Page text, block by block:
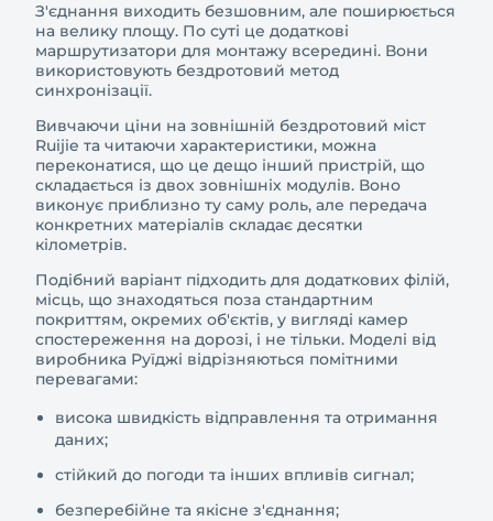
З'єднання виходить безшовним, але поширюється
на велику площу. По суті це додаткові
маршрутизатори для монтажу всередині. Вони
використовують бездротовий метод
синхронізації.
Вивчаючи ціни на зовнішній бездротовий міст
Ruijie та читаючи характеристики, можна
переконатися, що це дещо інший пристрій, що
складається із двох зовнішніх модулів. Воно
виконує приблизно ту саму роль, але передача
конкретних матеріалів складає десятки
кілометрів.
Подібний варіант підходить для додаткових філій,
місць, що знаходяться поза стандартним
покриттям, окремих об'єктів, у вигляді камер
спостереження на дорозі, і не тільки. Моделі від
виробника Руїджі відрізняються помітними
перевагами:
висока швидкість відправлення та отримання
даних;
стійкий до погоди та інших впливів сигнал;
безперебійне та якісне з'єднання;